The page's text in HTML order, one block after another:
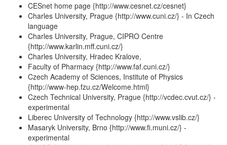
CESnet home page {http://www.cesnet.cz/cesnet}
Charles University, Prague {http://www.cuni.cz/} - In Czech
language
Charles University, Prague, CIPRO Centre
{http://www.karlin.mff.cuni.cz/}
Charles University, Hradec Kralove,
Faculty of Pharmacy {http://www.faf.cuni.cz/}
Czech Academy of Sciences, Institute of Physics
{http://www-hep.fzu.cz/Welcome.html}
Czech Technical University, Prague {http://vcdec.cvut.cz/} -
experimental
Liberec University of Technology {http://www.vslib.cz/}
Masaryk University, Brno {http://www.fi.muni.cz/} -
experimental